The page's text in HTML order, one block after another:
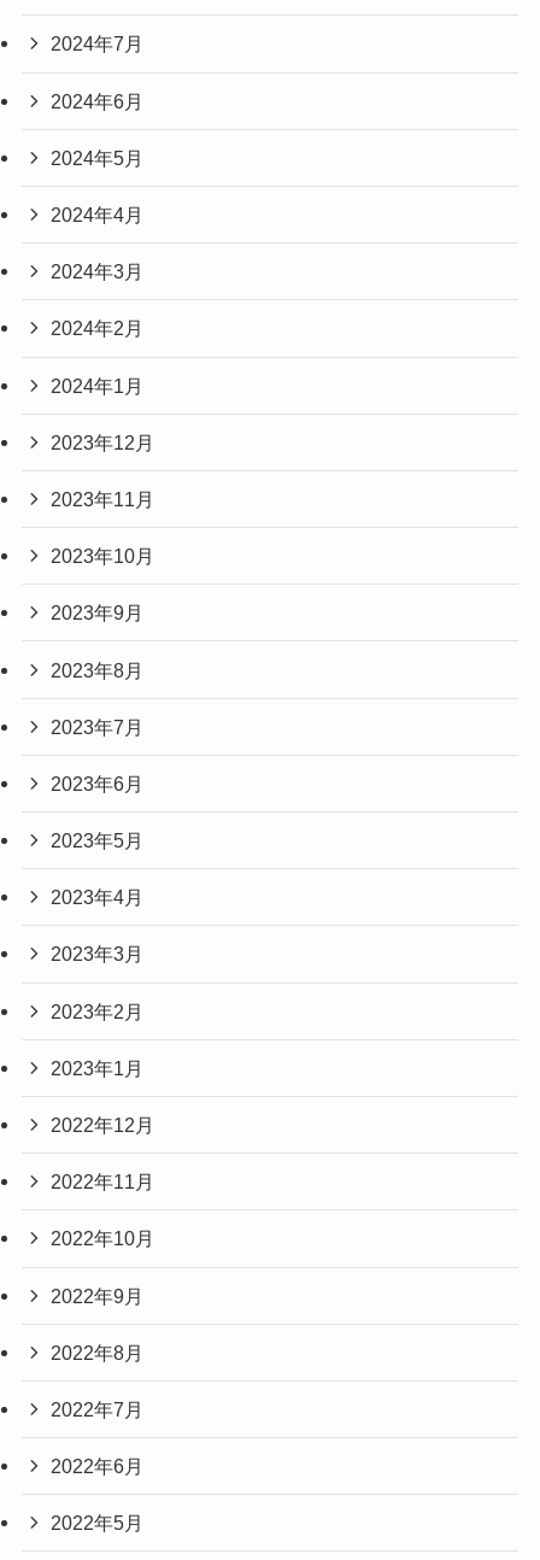
2024年7月
2024年6月
2024年5月
2024年4月
2024年3月
2024年2月
2024年1月
2023年12月
2023年11月
2023年10月
2023年9月
2023年8月
2023年7月
2023年6月
2023年5月
2023年4月
2023年3月
2023年2月
2023年1月
2022年12月
2022年11月
2022年10月
2022年9月
2022年8月
2022年7月
2022年6月
2022年5月